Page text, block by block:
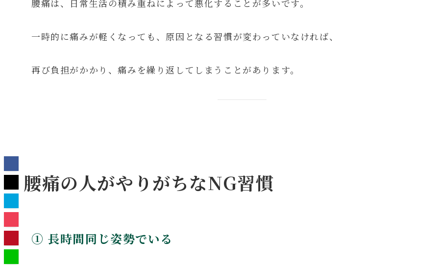
腰痛は、日常生活の積み重ねによって悪化することが多いです。
一時的に痛みが軽くなっても、原因となる習慣が変わっていなければ、
再び負担がかかり、痛みを繰り返してしまうことがあります。
腰痛の人がやりがちなNG習慣
① 長時間同じ姿勢でいる